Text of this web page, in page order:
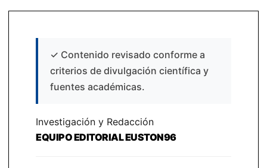
✓ Contenido revisado conforme a
criterios de divulgación científica y
fuentes académicas.
Investigación y Redacción
EQUIPO EDITORIAL EUSTON96